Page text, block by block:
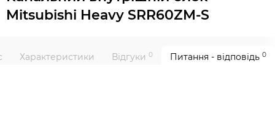
Mitsubishi Heavy SRR60ZM-S
Характеристики Відгуки 0 Питання - відповідь 0